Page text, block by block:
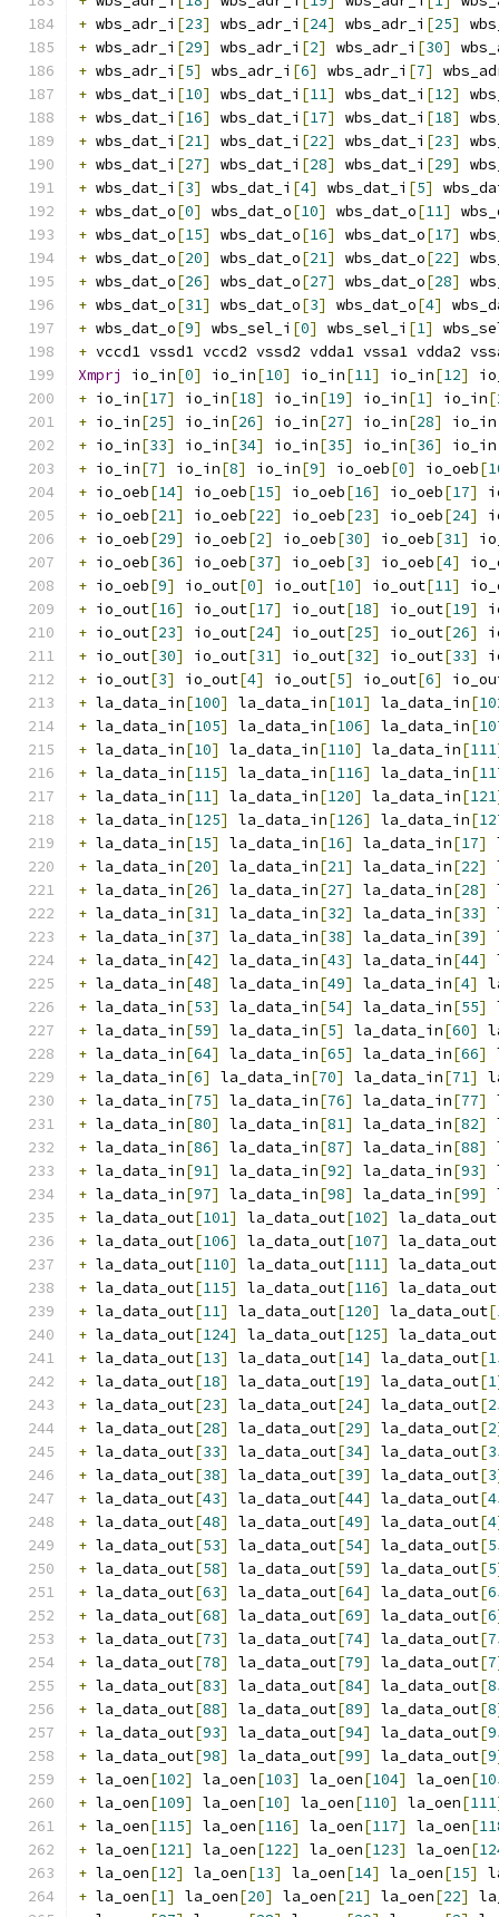
+ wbs_adr_i [23] wbs_adr_i [24] wbs_adr_i [25]
+ wbs_adr_i [29] wbs_adr_i [2] wbs_adr_i [30]
+ wbs_adr_i [5] wbs_adr_i [6] wbs_adr_i [7]
+ wbs_dat_i [10] wbs_dat_i [11] wbs_dat_i [12]
+ wbs_dat_i [16] wbs_dat_i [17] wbs_dat_i [18]
+ wbs_dat_i [21] wbs_dat_i [22] wbs_dat_i [23]
+ wbs_dat_i [27] wbs_dat_i [28] wbs_dat_i [29]
+ wbs_dat_i [3] wbs_dat_i [4] wbs_dat_i [5]
+ wbs_dat_o[0] wbs_dat_o[10] wbs_dat_o[11]
+ wbs_dat_o[15] wbs_dat_o[16] wbs_dat_o[17]
+ wbs_dat_o[20] wbs_dat_o[21] wbs_dat_o[22]
+ wbs_dat_o[26] wbs_dat_o[27] wbs_dat_o[28]
+ wbs_dat_o[31] wbs_dat_o[3] wbs_dat_o[4]
+ wbs_dat_o[9] wbs_sel_i [0] wbs_sel_i [1]
+ vccd1 vssd1 vccd2 vssd2 vdda1 vssa1 vdda2
Xmprj
io_in[0] io_in[10] io_in[11] io_in[12]
+ io_in[17] io_in[18] io_in[19] io_in[1] io_in[
+ io_in[25] io_in[26] io_in[27] io_in[28] io_in
+ io_in[33] io_in[34] io_in[35] io_in[36] io_in
+ io_in[7] io_in[8] io_in[9] io_oeb[0] io_oeb[
+ io_oeb[14] io_oeb[15] io_oeb[16] io_oeb[17]
+ io_oeb[21] io_oeb[22] io_oeb[23] io_oeb[24]
+ io_oeb[29] io_oeb[2] io_oeb[30] io_oeb[31]
+ io_oeb[36] io_oeb[37] io_oeb[3] io_oeb[4]
+ io_oeb[9] io_out[0] io_out[10] io_out[11]
+ io_out[16] io_out[17] io_out[18] io_out[19]
+ io_out[23] io_out[24] io_out[25] io_out[26]
+ io_out[30] io_out[31] io_out[32] io_out[33]
+ io_out[3] io_out[4] io_out[5] io_out[6]
+ la_data_in[100] la_data_in[101] la_data_in[
+ la_data_in[105] la_data_in[106] la_data_in[
+ la_data_in[10] la_data_in[110] la_data_in[111
+ la_data_in[115] la_data_in[116] la_data_in[
+ la_data_in[11] la_data_in[120] la_data_in[121
+ la_data_in[125] la_data_in[126] la_data_in[
+ la_data_in[15] la_data_in[16] la_data_in[17]
+ la_data_in[20] la_data_in[21] la_data_in[22]
+ la_data_in[26] la_data_in[27] la_data_in[28]
+ la_data_in[31] la_data_in[32] la_data_in[33]
+ la_data_in[37] la_data_in[38] la_data_in[39]
+ la_data_in[42] la_data_in[43] la_data_in[44]
+ la_data_in[48] la_data_in[49] la_data_in[4]
+ la_data_in[53] la_data_in[54] la_data_in[55]
+ la_data_in[59] la_data_in[5] la_data_in[60]
+ la_data_in[64] la_data_in[65] la_data_in[66]
+ la_data_in[6] la_data_in[70] la_data_in[71]
+ la_data_in[75] la_data_in[76] la_data_in[77]
+ la_data_in[80] la_data_in[81] la_data_in[82]
+ la_data_in[86] la_data_in[87] la_data_in[88]
+ la_data_in[91] la_data_in[92] la_data_in[93]
+ la_data_in[97] la_data_in[98] la_data_in[99]
+ la_data_out[101] la_data_out[102] la_data_out
+ la_data_out[106] la_data_out[107] la_data_out
+ la_data_out[110] la_data_out[111] la_data_out
+ la_data_out[115] la_data_out[116] la_data_out
+ la_data_out[11] la_data_out[120] la_data_out[
+ la_data_out[124] la_data_out[125] la_data_out
+ la_data_out[13] la_data_out[14] la_data_out[
+ la_data_out[18] la_data_out[19] la_data_out[1
+ la_data_out[23] la_data_out[24] la_data_out[
+ la_data_out[28] la_data_out[29] la_data_out[2
+ la_data_out[33] la_data_out[34] la_data_out[
+ la_data_out[38] la_data_out[39] la_data_out[3
+ la_data_out[43] la_data_out[44] la_data_out[
+ la_data_out[48] la_data_out[49] la_data_out[4
+ la_data_out[53] la_data_out[54] la_data_out[
+ la_data_out[58] la_data_out[59] la_data_out[5
+ la_data_out[63] la_data_out[64] la_data_out[
+ la_data_out[68] la_data_out[69] la_data_out[6
+ la_data_out[73] la_data_out[74] la_data_out[
+ la_data_out[78] la_data_out[79] la_data_out[7
+ la_data_out[83] la_data_out[84] la_data_out[
+ la_data_out[88] la_data_out[89] la_data_out[8
+ la_data_out[93] la_data_out[94] la_data_out[
+ la_data_out[98] la_data_out[99] la_data_out[9
+ la_oen[102] la_oen[103] la_oen[104] la_oen[
+ la_oen[109] la_oen[10] la_oen[110] la_oen[111
+ la_oen[115] la_oen[116] la_oen[117] la_oen[
+ la_oen[121] la_oen[122] la_oen[123] la_oen[
+ la_oen[12] la_oen[13] la_oen[14] la_oen[15]
+ la_oen[1] la_oen[20] la_oen[21] la_oen[22]